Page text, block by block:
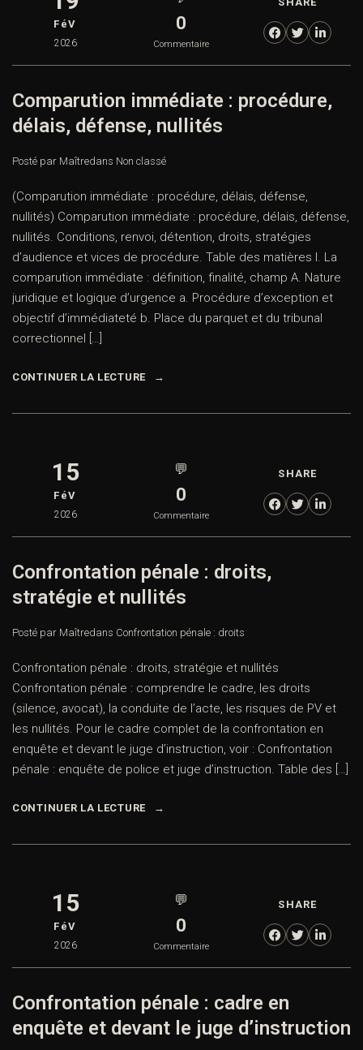
FéV
2026
0
Commentaire
Comparution immédiate : procédure,
délais, défense, nullités
Posté par Maîtredans Non classé
(Comparution immédiate : procédure, délais, défense,
nullités) Comparution immédiate : procédure, délais, défense,
nullités. Conditions, renvoi, détention, droits, stratégies
d’audience et vices de procédure. Table des matières I. La
comparution immédiate : définition, finalité, champ A. Nature
juridique et logique d’urgence a. Procédure d’exception et
objectif d’immédiateté b. Place du parquet et du tribunal
correctionnel […]
CONTINUER LA LECTURE
15
FéV
2026
💬
0
Commentaire
SHARE
Confrontation pénale : droits,
stratégie et nullités
Posté par Maîtredans Confrontation pénale : droits
Confrontation pénale : droits, stratégie et nullités
Confrontation pénale : comprendre le cadre, les droits
(silence, avocat), la conduite de l’acte, les risques de PV et
les nullités. Pour le cadre complet de la confrontation en
enquête et devant le juge d’instruction, voir : Confrontation
pénale : enquête de police et juge d’instruction. Table des […]
CONTINUER LA LECTURE
15
FéV
2026
💬
0
Commentaire
SHARE
Confrontation pénale : cadre en
enquête et devant le juge d’instruction